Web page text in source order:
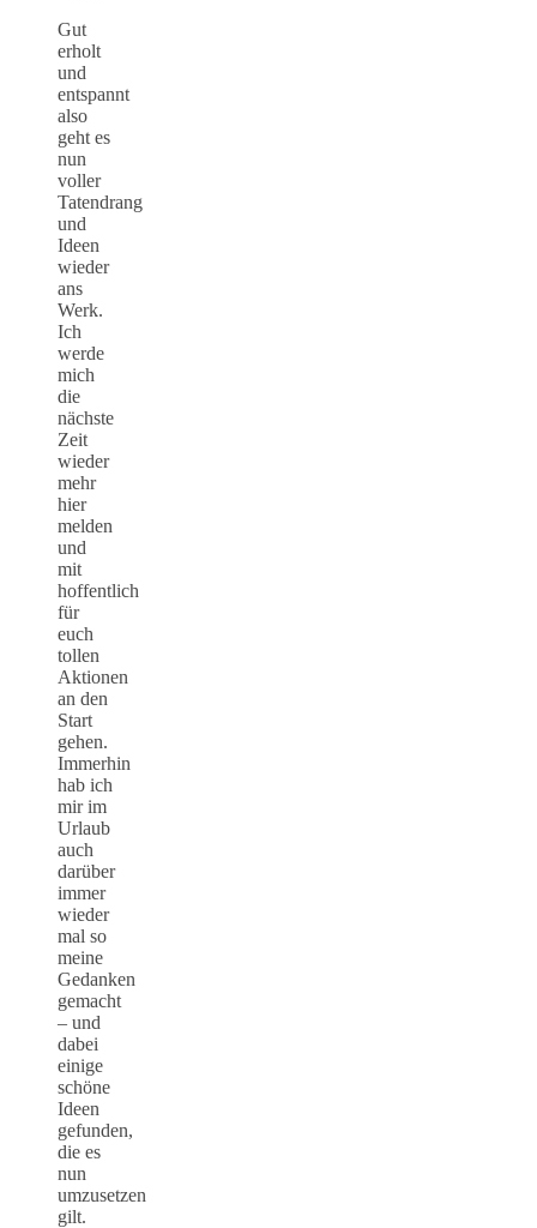
Gut
erholt
und
entspannt
also
geht es
nun
voller
Tatendrang
und
Ideen
wieder
ans
Werk.
Ich
werde
mich
die
nächste
Zeit
wieder
mehr
hier
melden
und
mit
hoffentlich
für
euch
tollen
Aktionen
an den
Start
gehen.
Immerhin
hab ich
mir im
Urlaub
auch
darüber
immer
wieder
mal so
meine
Gedanken
gemacht
– und
dabei
einige
schöne
Ideen
gefunden,
die es
nun
umzusetzen
gilt.